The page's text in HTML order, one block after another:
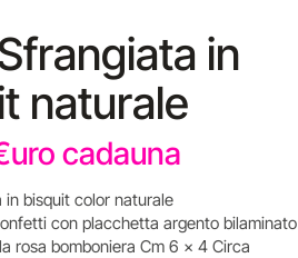
in
naturale
cadauna
in bisquit color naturale
con placchetta argento bilaminato
rosa bomboniera Cm 6 x 4 Circa